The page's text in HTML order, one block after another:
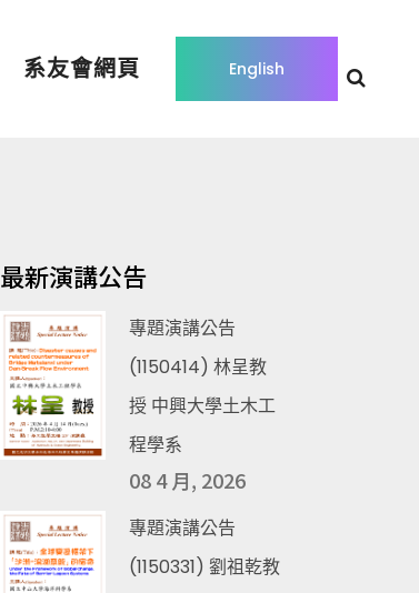
English
系友會網頁
最新演講公告
專題演講公告
(1150414) 林呈教
授 中興大學土木工
程學系
08 4 月, 2026
專題演講公告
(1150331) 劉祖乾教